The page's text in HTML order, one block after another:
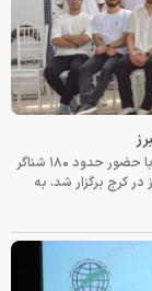
جشنواره بزرگداشت روز جهانی شنا (World Aquatics Day) با حضور حدود ۱۸۰ شناگر
کرج برگزار شد. به